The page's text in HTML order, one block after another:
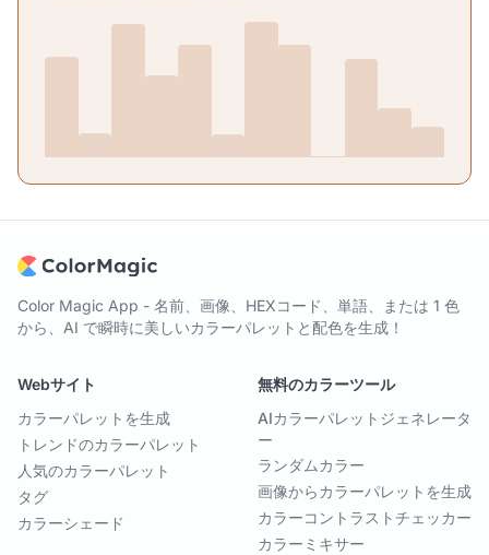
Color Magic App - 名前、画像、HEXコード、単語、または 1 色
から、AI で瞬時に美しいカラーパレットと配色を生成！
Webサイト
カラーパレットを生成
トレンドのカラーパレット
人気のカラーパレット
タグ
カラーシェード
無料のカラーツール
AIカラーパレットジェネレータ
ー
ランダムカラー
画像からカラーパレットを生成
カラーコントラストチェッカー
カラーミキサー